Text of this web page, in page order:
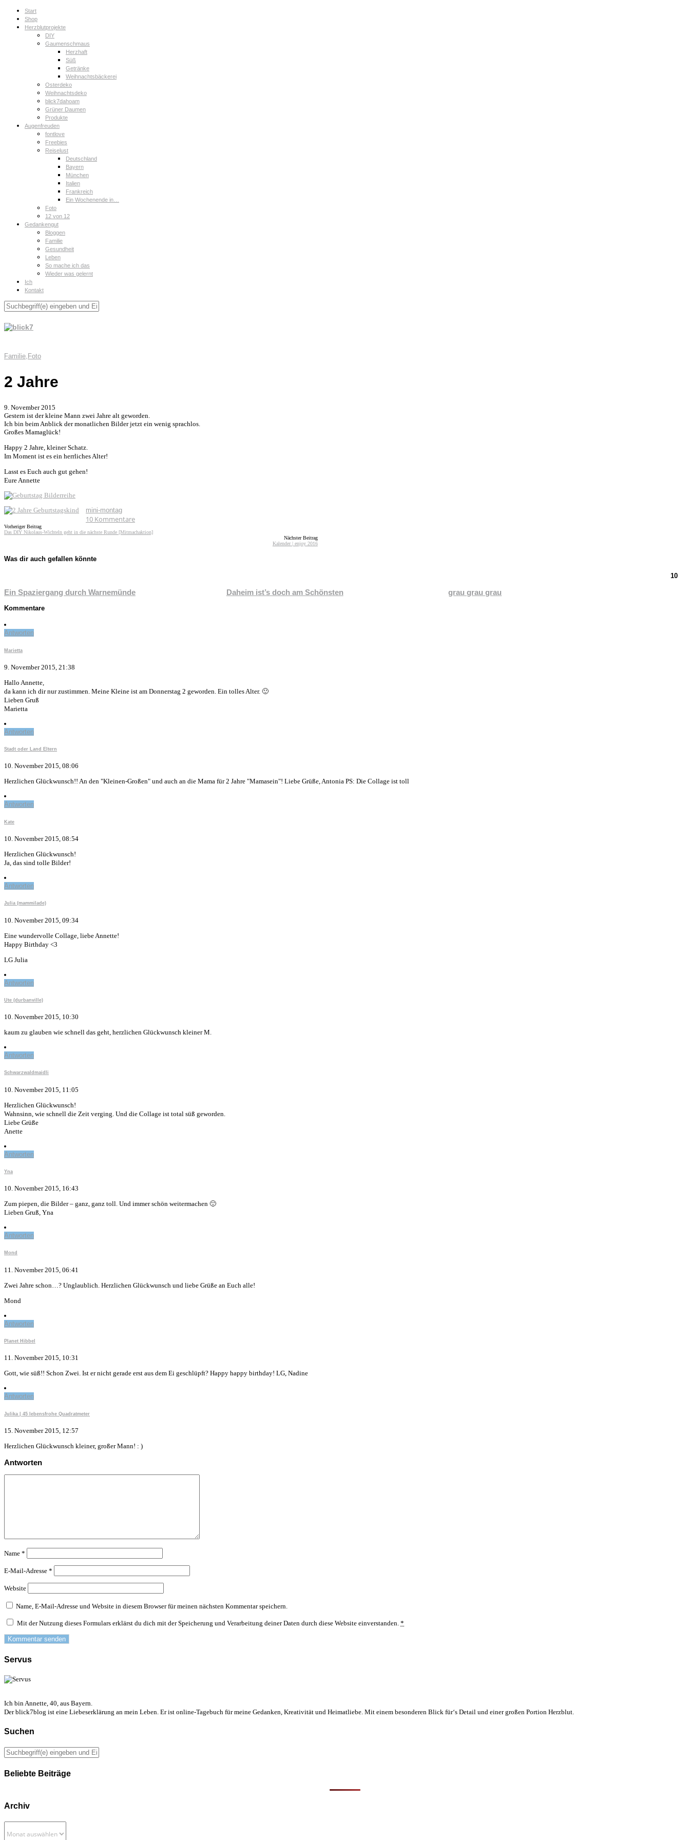
Start
Shop
Herzblutprojekte
DIY
Gaumenschmaus
Herzhaft
Süß
Getränke
Weihnachtsbäckerei
Osterdeko
Weihnachtsdeko
blick7dahoam
Grüner Daumen
Produkte
Augenfreuden
fontlove
Freebies
Reiselust
Deutschland
Bayern
München
Italien
Frankreich
Ein Wochenende in…
Foto
12 von 12
Gedankengut
Bloggen
Familie
Gesundheit
Leben
So mache ich das
Wieder was gelernt
Ich
Kontakt
Familie, Foto
2 Jahre
9. November 2015
Gestern ist der kleine Mann zwei Jahre alt geworden.
Ich bin beim Anblick der monatlichen Bilder jetzt ein wenig sprachlos.
Großes Mamaglück!
Happy 2 Jahre, kleiner Schatz.
Im Moment ist es ein herrliches Alter!
Lasst es Euch auch gut gehen!
Eure Annette
mini-montag
10 Kommentare
Vorheriger Beitrag
Das DIY Nikolaus-Wichteln geht in die nächste Runde [Mitmachaktion]
Nächster Beitrag
Kalender | enjoy 2016
Was dir auch gefallen könnte
Ein Spaziergang durch Warnemünde Daheim ist’s doch am Schönsten grau grau grau
10
Kommentare
Antworten
Marietta
9. November 2015, 21:38
Hallo Annette,
da kann ich dir nur zustimmen. Meine Kleine ist am Donnerstag 2 geworden. Ein tolles Alter. 🙂
Lieben Gruß
Marietta
Antworten
Stadt oder Land Eltern
10. November 2015, 08:06
Herzlichen Glückwunsch!! An den "Kleinen-Großen" und auch an die Mama für 2 Jahre "Mamasein"! Liebe Grüße, Antonia PS: Die Collage ist toll
Antworten
Kate
10. November 2015, 08:54
Herzlichen Glückwunsch!
Ja, das sind tolle Bilder!
Antworten
Julia (mammilade)
10. November 2015, 09:34
Eine wundervolle Collage, liebe Annette!
Happy Birthday <3
LG Julia
Antworten
Ute (durbanville)
10. November 2015, 10:30
kaum zu glauben wie schnell das geht, herzlichen Glückwunsch kleiner M.
Antworten
Schwarzwaldmaidli
10. November 2015, 11:05
Herzlichen Glückwunsch!
Wahnsinn, wie schnell die Zeit verging. Und die Collage ist total süß geworden.
Liebe Grüße
Anette
Antworten
Yna
10. November 2015, 16:43
Zum piepen, die Bilder – ganz, ganz toll. Und immer schön weitermachen 🙂
Lieben Gruß, Yna
Antworten
Mond
11. November 2015, 06:41
Zwei Jahre schon…? Unglaublich. Herzlichen Glückwunsch und liebe Grüße an Euch alle!
Mond
Antworten
Planet Hibbel
11. November 2015, 10:31
Gott, wie süß!! Schon Zwei. Ist er nicht gerade erst aus dem Ei geschlüpft? Happy happy birthday! LG, Nadine
Antworten
Julika | 45 lebensfrohe Quadratmeter
15. November 2015, 12:57
Herzlichen Glückwunsch kleiner, großer Mann! : )
Antworten
Name *
E-Mail-Adresse *
Website
Name, E-Mail-Adresse und Website in diesem Browser für meinen nächsten Kommentar speichern.
Mit der Nutzung dieses Formulars erklärst du dich mit der Speicherung und Verarbeitung deiner Daten durch diese Website einverstanden. *
Servus
Ich bin Annette, 40, aus Bayern.
Der blick7blog ist eine Liebeserklärung an mein Leben. Er ist online-Tagebuch für meine Gedanken, Kreativität und Heimatliebe. Mit einem besonderen Blick für‘s Detail und einer großen Portion Herzblut.
Suchen
Beliebte Beiträge
Archiv
Archiv